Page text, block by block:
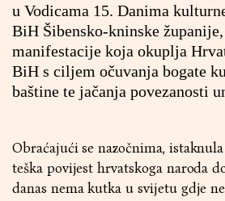
u Vodicama 15. Danima
BiH Šibensko-kninske
manifestacije koja okuplja
BiH s ciljem očuvanja bogate
baštine te jačanja povezanosti
Obraćajući se nazočnima,
teška povijest hrvatskoga naroda
danas nema kutka u svijetu gdje